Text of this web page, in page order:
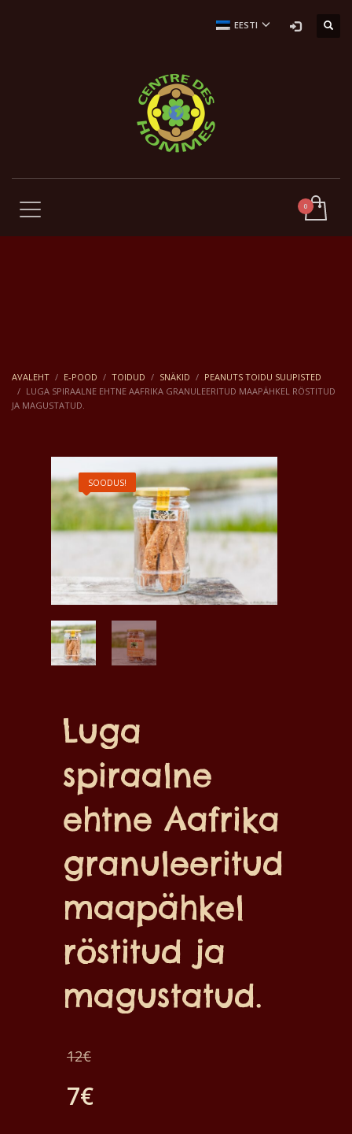
EESTI
AVALEHT E-POOD TOIDUD SNÄKID
PEANUTS TOIDU SUUPISTED
LUGA SPIRAALNE EHTNE AAFRIKA GRANULEERITUD MAAPÄHKEL RÖSTITUD
JA MAGUSTATUD.
SOODUS!
Luga
spiraalne
ehtne Aafrika
granuleeritud
maapähkel
röstitud ja
magustatud.
12€
7€